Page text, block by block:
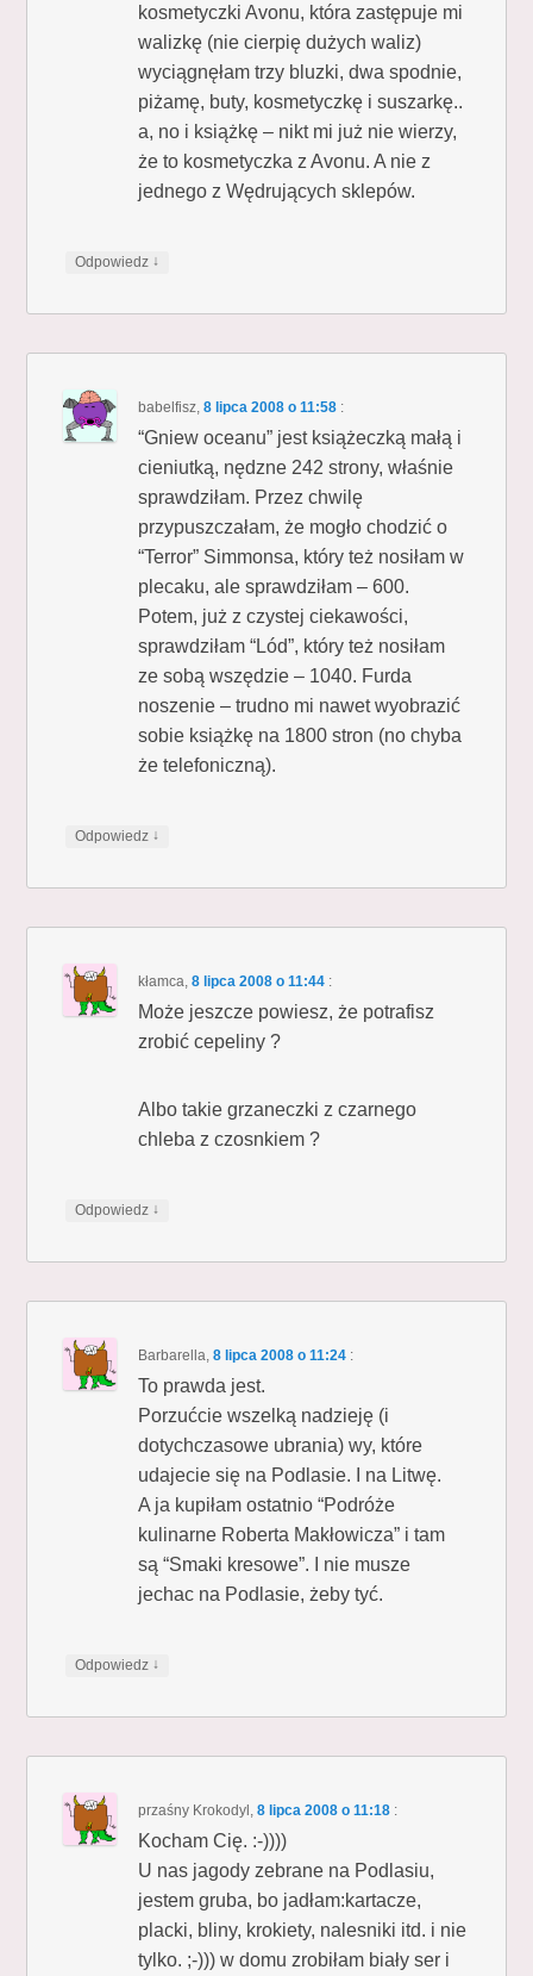
kosmetyczki Avonu, która zastępuje mi
walizkę (nie cierpię dużych waliz)
wyciągnęłam trzy bluzki, dwa spodnie,
piżamę, buty, kosmetyczkę i suszarkę..
a, no i książkę – nikt mi już nie wierzy,
że to kosmetyczka z Avonu. A nie z
jednego z Wędrujących sklepów.
Odpowiedz ↓
babelfisz,8 lipca 2008 o 11:58 :
“Gniew oceanu” jest książeczką małą i
cieniutką, nędzne 242 strony, właśnie
sprawdziłam. Przez chwilę
przypuszczałam, że mogło chodzić o
“Terror” Simmonsa, który też nosiłam w
plecaku, ale sprawdziłam – 600.
Potem, już z czystej ciekawości,
sprawdziłam “Lód”, który też nosiłam
ze sobą wszędzie – 1040. Furda
noszenie – trudno mi nawet wyobrazić
sobie książkę na 1800 stron (no chyba
że telefoniczną).
Odpowiedz ↓
kłamca,8 lipca 2008 o 11:44 :
Może jeszcze powiesz, że potrafisz
zrobić cepeliny ?
Albo takie grzaneczki z czarnego
chleba z czosnkiem ?
Odpowiedz ↓
Barbarella,8 lipca 2008 o 11:24 :
To prawda jest.
Porzućcie wszelką nadzieję (i
dotychczasowe ubrania) wy, które
udajecie się na Podlasie. I na Litwę.
A ja kupiłam ostatnio “Podróże
kulinarne Roberta Makłowicza” i tam
są “Smaki kresowe”. I nie musze
jechac na Podlasie, żeby tyć.
Odpowiedz ↓
przaśny Krokodyl ,8 lipca 2008 o 11:18 :
Kocham Cię. :-))))
U nas jagody zebrane na Podlasiu,
jestem gruba, bo jadłam:kartacze,
placki, bliny, krokiety, nalesniki itd. i nie
tylko. ;-))) w domu zrobiłam biały ser i